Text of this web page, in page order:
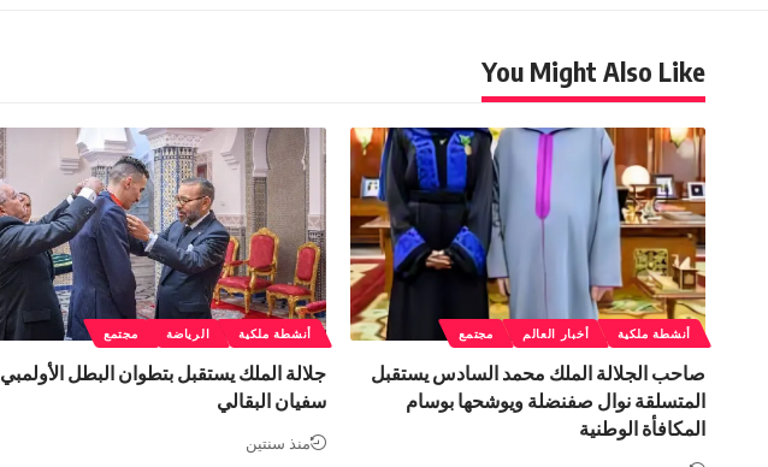
You Might Also Like
أنشطة ملكية أخبار العالم مجتمع
صاحب الجلالة الملك محمد السادس يستقبل
المتسلقة نوال صفنضلة ويوشحها بوسام
المكافأة الوطنية
أنشطة ملكية الرياضة مجتمع
جلالة الملك يستقبل بتطوان البطل الأولمبي
سفيان البقالي
منذ سنتين